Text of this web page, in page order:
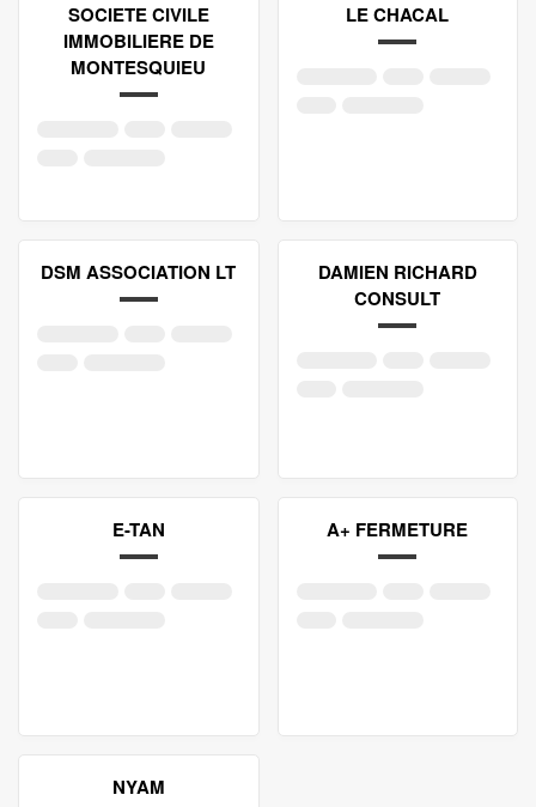
SOCIETE CIVILE
IMMOBILIERE DE
MONTESQUIEU
LE CHACAL
DSM ASSOCIATION LT
DAMIEN RICHARD
CONSULT
E-TAN A+ FERMETURE
NYAM